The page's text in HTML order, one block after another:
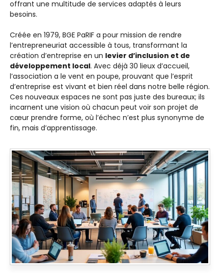
offrant une multitude de services adaptés à leurs
besoins.
Créée en 1979, BGE PaRIF a pour mission de rendre
l’entrepreneuriat accessible à tous, transformant la
création d’entreprise en un levier d’inclusion et de
développement local. Avec déjà 30 lieux d’accueil,
l’association a le vent en poupe, prouvant que l’esprit
d’entreprise est vivant et bien réel dans notre belle région.
Ces nouveaux espaces ne sont pas juste des bureaux; ils
incarnent une vision où chacun peut voir son projet de
cœur prendre forme, où l’échec n’est plus synonyme de
fin, mais d’apprentissage.